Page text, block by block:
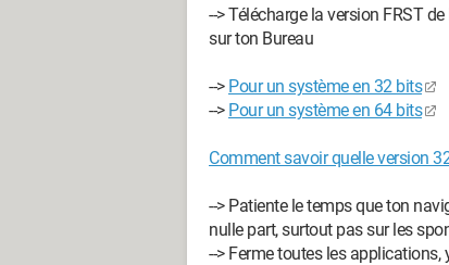
--> Télécharge la version FRST
sur ton Bureau
--> Pour un système en 32 bits
--> Pour un système en 64 bits
Comment savoir quelle version
--> Patiente le temps que ton
nulle part, surtout pas sur les
--> Ferme toutes les